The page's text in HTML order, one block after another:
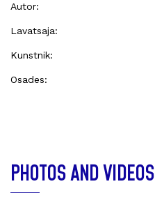
Autor:
Lavatsaja:
Kunstnik:
Osades:
PHOTOS AND VIDEOS